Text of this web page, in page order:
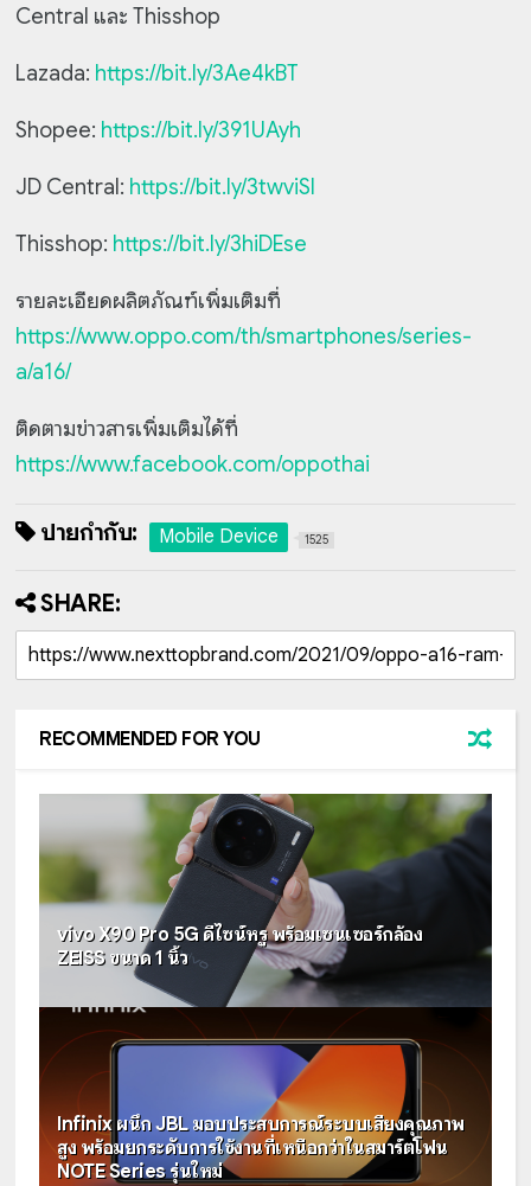
Central และ Thisshop
Lazada: https://bit.ly/3Ae4kBT
Shopee: https://bit.ly/391UAyh
JD Central: https://bit.ly/3twviSl
Thisshop: https://bit.ly/3hiDEse
รายละเอียดผลิตภัณฑ์เพิ่มเติมที่
https://www.oppo.com/th/smartphones/series-
a/a16/
ติดตามข่าวสารเพิ่มเติมได้ที่
https://www.facebook.com/oppothai
ป้ายกำกับ: Mobile Device 1525
SHARE:
RECOMMENDED FOR YOU
vivo X90 Pro 5G ดีไซน์หรู พร้อมเซนเซอร์กล้อง
ZEISS ขนาด 1 นิ้ว
Infinix ผนึก JBL มอบประสบการณ์ระบบเสียงคุณภาพ
สูง พร้อมยกระดับการใช้งานที่เหนือกว่าในสมาร์ตโฟน
NOTE Series รุ่นใหม่